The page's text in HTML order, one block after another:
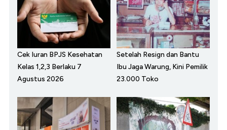
Cek Iuran BPJS Kesehatan
Kelas 1,2,3 Berlaku 7
Agustus 2026
Setelah Resign dan Bantu
Ibu Jaga Warung, Kini Pemilik
23.000 Toko